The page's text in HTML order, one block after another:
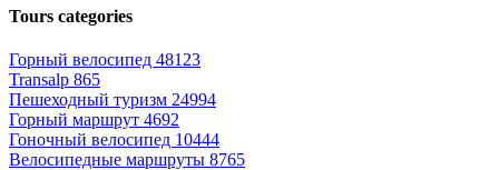
Tours categories
Горный велосипед 48123
Transalp 865
Пешеходный туризм 24994
Горный маршрут 4692
Гоночный велосипед 10444
Велосипедные маршруты 8765